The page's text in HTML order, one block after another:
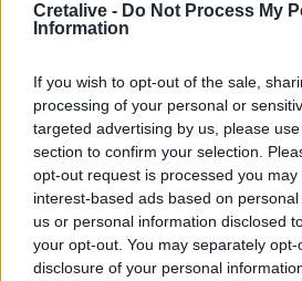
Cretalive - Do Not Process My
Information
If you wish to opt-out of the sale,
processing of your personal or
targeted advertising by us, please
section to confirm your selection.
opt-out request is processed you may
interest-based ads based on
us or personal information disclosed
your opt-out. You may separately
disclosure of your personal
Παράνοια σε γάμο στη Μαδέρα:
22:14
Nίκη της ΑΕΚ στο τελευταίο
22:11
Γιάννης Κωνσταντέλιας: Μπαμπάς
ο ποδοσφαιριστής του ΠΑΟΚ